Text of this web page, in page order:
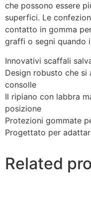
che possono essere
superfici. Le
contatto in gomma
graffi o segni quando
Innovativi scaffali
Design robusto che si
consolle
Il ripiano con labbra
posizione
Protezioni gommate
Progettato per
Related